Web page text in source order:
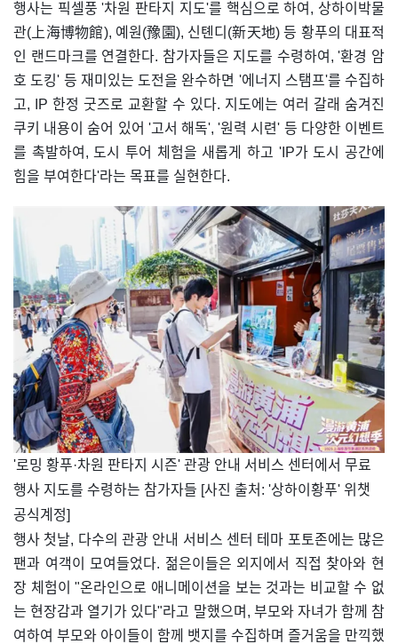
행사는 픽셀풍 '차원 판타지 지도'를 핵심으로 하여, 상하이박물
관(上海博物館), 예원(豫園), 신톈디(新天地) 등 황푸의 대표적
인 랜드마크를 연결한다. 참가자들은 지도를 수령하여, '환경 암
호 도킹' 등 재미있는 도전을 완수하면 '에너지 스탬프'를 수집하
고, IP 한정 굿즈로 교환할 수 있다. 지도에는 여러 갈래 숨겨진
쿠키 내용이 숨어 있어 '고서 해독', '원력 시련' 등 다양한 이벤트
를 촉발하여, 도시 투어 체험을 새롭게 하고 'IP가 도시 공간에
힘을 부여한다'라는 목표를 실현한다.
​'로밍 황푸·차원 판타지 시즌' 관광 안내 서비스 센터에서 무료
행사 지도를 수령하는 참가자들 [사진 출처: '상하이황푸' 위챗
공식계정]
행사 첫날, 다수의 관광 안내 서비스 센터 테마 포토존에는 많은
팬과 여객이 모여들었다. 젊은이들은 외지에서 직접 찾아와 현
장 체험이 "온라인으로 애니메이션을 보는 것과는 비교할 수 없
는 현장감과 열기가 있다"라고 말했으며, 부모와 자녀가 함께 참
여하여 부모와 아이들이 함께 뱃지를 수집하며 즐거움을 만끽했